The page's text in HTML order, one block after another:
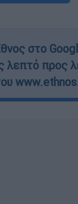
στο
λεπτό προς